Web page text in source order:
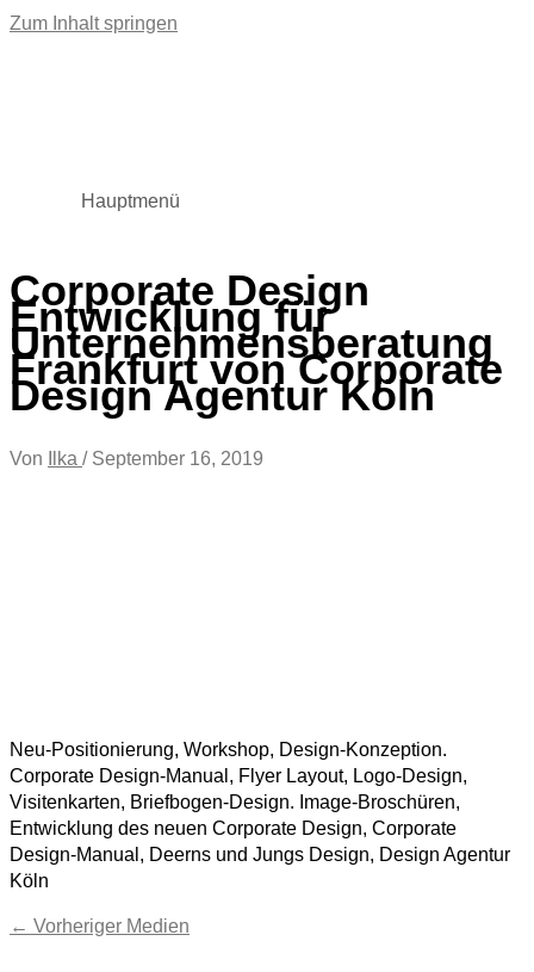
Zum Inhalt springen
Hauptmenü
Corporate Design
Entwicklung für
Unternehmensberatung
Frankfurt von Corporate
Design Agentur Köln
Von Ilka / September 16, 2019
Neu-Positionierung, Workshop, Design-Konzeption.
Corporate Design-Manual, Flyer Layout, Logo-Design,
Visitenkarten, Briefbogen-Design. Image-Broschüren,
Entwicklung des neuen Corporate Design, Corporate
Design-Manual, Deerns und Jungs Design, Design Agentur
Köln
← Vorheriger Medien